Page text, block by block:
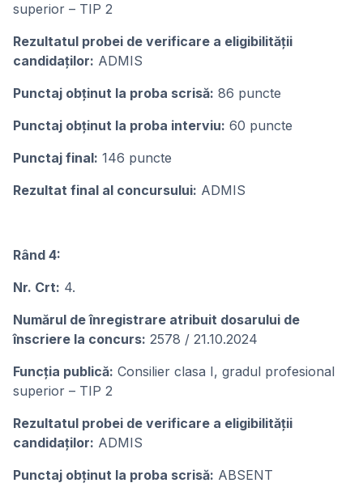
superior – TIP 2
Rezultatul probei de verificare a eligibilității
candidaților: ADMIS
Punctaj obținut la proba scrisă: 86 puncte
Punctaj obținut la proba interviu: 60 puncte
Punctaj final: 146 puncte
Rezultat final al concursului: ADMIS
Rând 4:
Nr. Crt: 4.
Numărul de înregistrare atribuit dosarului de
înscriere la concurs: 2578 / 21.10.2024
Funcția publică: Consilier clasa I, gradul profesional
superior – TIP 2
Rezultatul probei de verificare a eligibilității
candidaților: ADMIS
Punctaj obținut la proba scrisă: ABSENT